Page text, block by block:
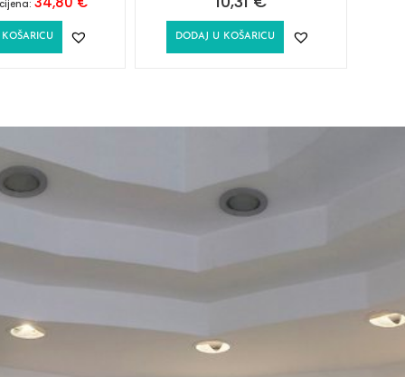
DODAJ U KOŠARICU